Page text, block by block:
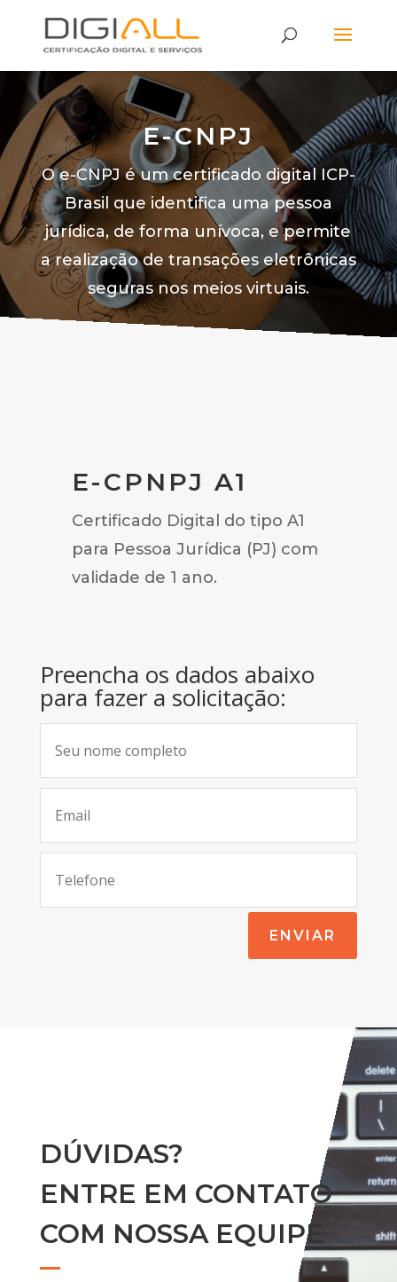
E-CNPJ
O e-CNPJ é um certificado digital ICP-
Brasil que identifica uma pessoa
jurídica, de forma unívoca, e permite
a realização de transações eletrônicas
seguras nos meios virtuais.
E-CPNPJ A1
Certificado Digital do tipo A1
para Pessoa Jurídica (PJ) com
validade de 1 ano.
Preencha os dados abaixo
para fazer a solicitação:
ENVIAR
DÚVIDAS?
ENTRE EM CONTATO
COM NOSSA EQUIPE